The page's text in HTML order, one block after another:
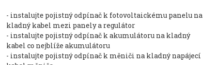
- instalujte pojistný odpínač k fotovoltaickému panelu na
kladný kabel mezi panely a regulátor
- instalujte pojistný odpínač k akumulátoru na kladný
kabel co nejblíže akumulátoru
- instalujte pojistný odpínač k měniči na kladný napájecí